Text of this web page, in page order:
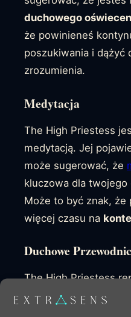
duchowego
że powinieneś
poszukiwania i dążyć
zrozumienia.
Medytacja
The High Priestess
medytacją. Jej
może sugerować, że
kluczowa dla
Może to być znak,
więcej czasu na
Duchowe
The High Priestess
przewodnictwo. Jej